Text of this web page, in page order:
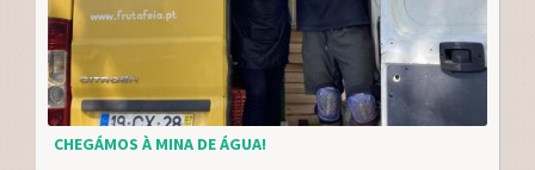
CHEGÁMOS À MINA DE ÁGUA!